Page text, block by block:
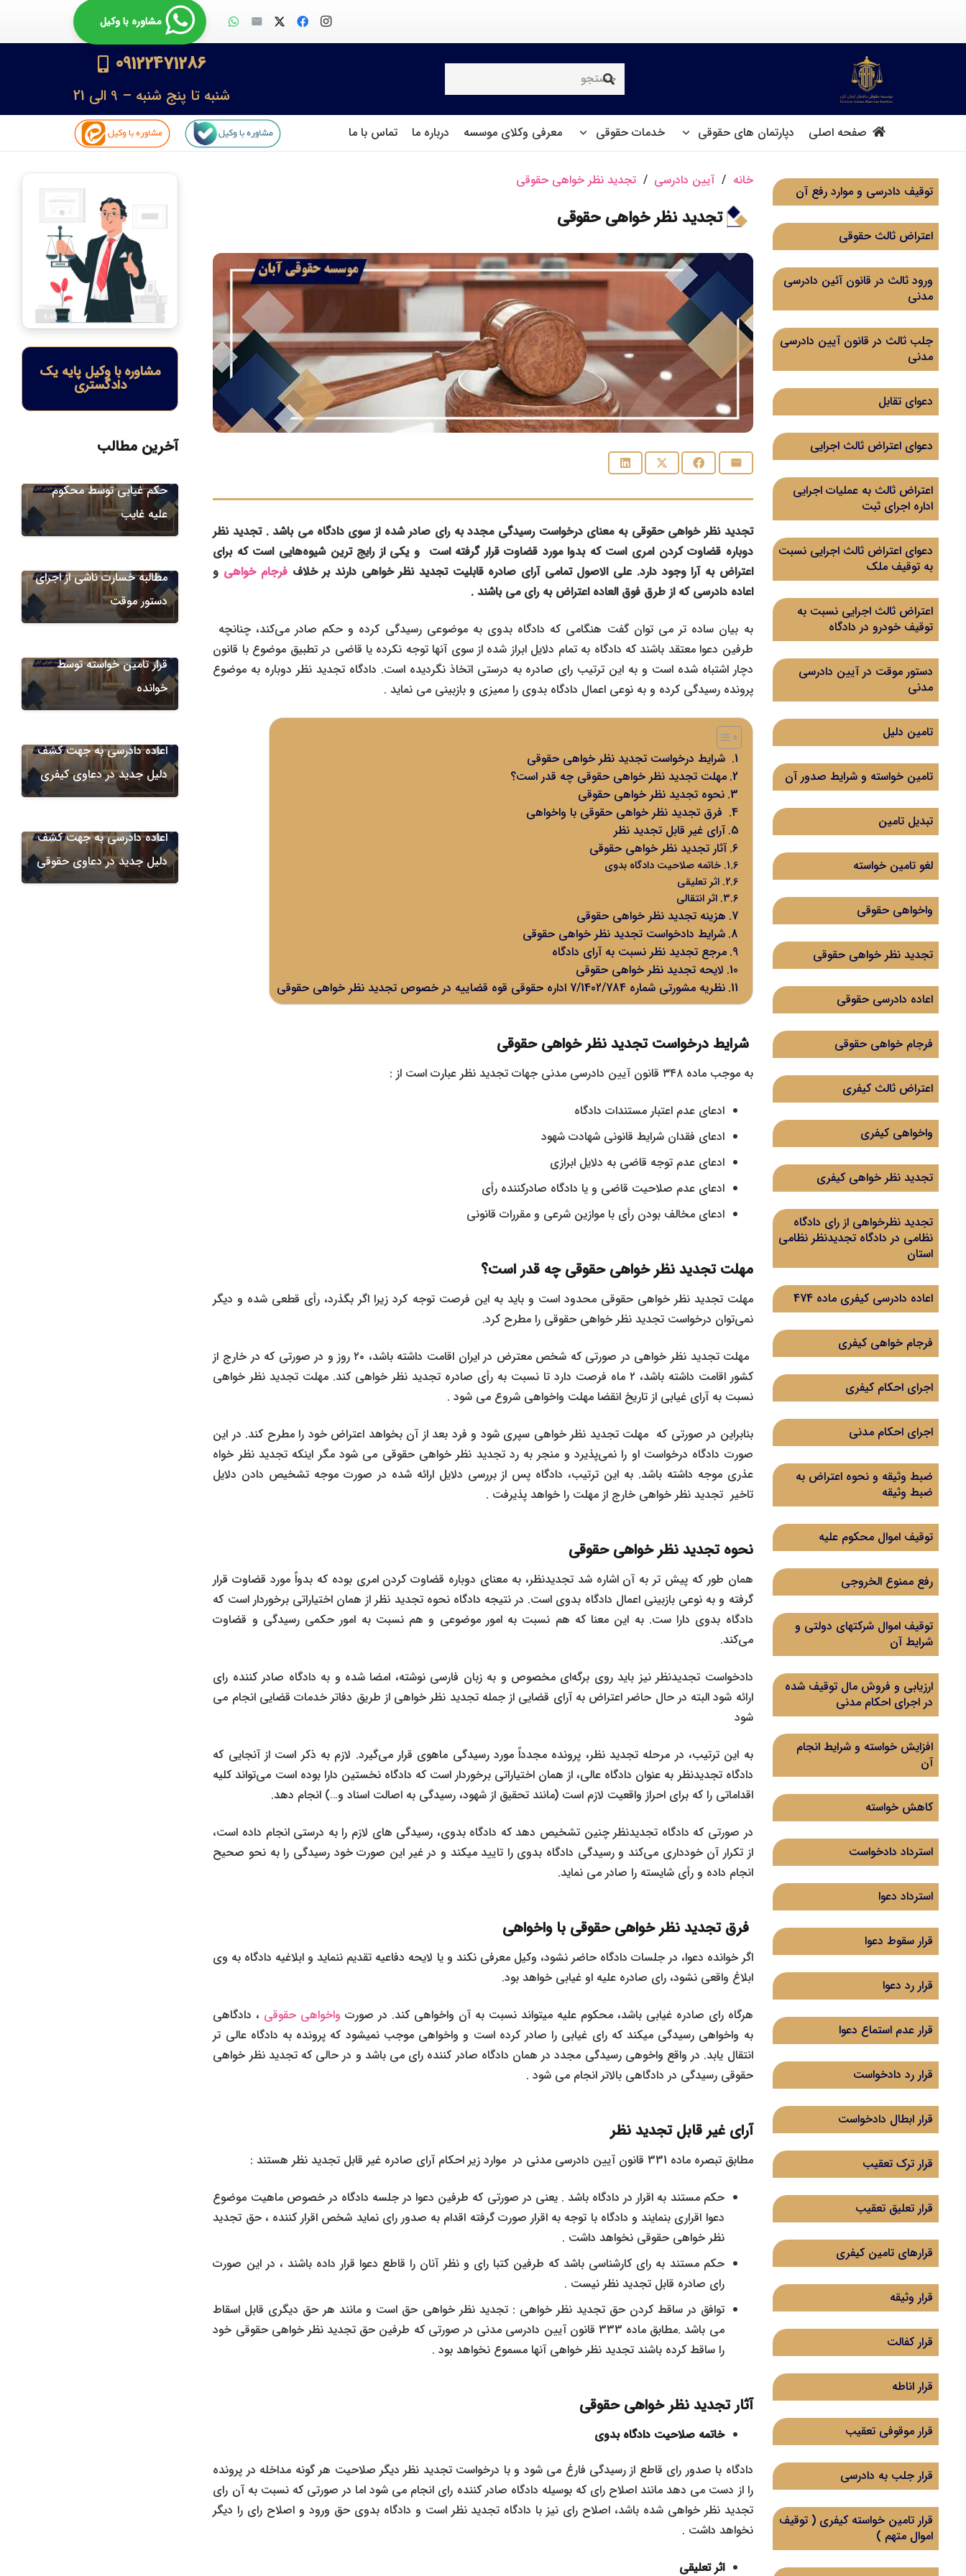
مشاوره با وکیل
09122471286
شنبه تا پنج شنبه – 9 الی 21
صفحه اصلی دپارتمان های حقوقی خدمات حقوقی معرفی وکلای موسسه درباره ما تماس با ما
توقیف دادرسی و موارد رفع آن
اعتراض ثالث حقوقی
ورود ثالث در قانون آئین دادرسی
مدنی
جلب ثالث در قانون آیین دادرسی
مدنی
دعوای تقابل
دعوای اعتراض ثالث اجرایی
اعتراض ثالث به عملیات اجرایی
اداره اجرای ثبت
دعوای اعتراض ثالث اجرایی نسبت
به توقیف ملک
اعتراض ثالث اجرایی نسبت به
توقیف خودرو در دادگاه
دستور موقت در آیین دادرسی
مدنی
تامین دلیل
تامین خواسته و شرایط صدور آن
تبدیل تامین
لغو تامین خواسته
واخواهی حقوقی
تجدید نظر خواهی حقوقی
اعاده دادرسی حقوقی
فرجام خواهی حقوقی
اعتراض ثالث کیفری
واخواهی کیفری
تجدید نظر خواهی کیفری
تجدید نظرخواهی از رای دادگاه‌
نظامی در دادگاه تجدیدنظر نظامی
استان
اعاده دادرسی کیفری ماده 474
فرجام خواهی کیفری
اجرای احکام کیفری
اجرای احکام مدنی
ضبط وثیقه و نحوه اعتراض به
ضبط وثیقه
توقیف اموال محکوم علیه
رفع ممنوع الخروجی
توقیف اموال شرکتهای دولتی و
شرایط آن
ارزیابی و فروش مال توقیف شده
در اجرای احکام مدنی
افزایش خواسته و شرایط انجام
آن
کاهش خواسته
استرداد دادخواست
استرداد دعوا
قرار سقوط دعوا
قرار رد دعوا
قرار عدم استماع دعوا
قرار رد دادخواست
‌قرار ابطال دادخواست
قرار ترک تعقیب
قرار تعلیق تعقیب
قرارهای تامین کیفری
قرار وثیقه
قرار کفالت
قرار اناطه
قرار موقوفی تعقیب
قرار جلب به دادرسی
قرار تامین خواسته کیفری ( توقیف
اموال متهم )
خانه / آیین دادرسی / تجدید نظر خواهی حقوقی
تجدید نظر خواهی حقوقی
تجدید نظر خواهی حقوقی به معنای درخواست رسیدگی مجدد به رای صادر شده از سوی دادگاه می باشد . تجدید نظر
دوباره قضاوت کردن امری است که بدوا مورد قضاوت قرار گرفته است و یکی از رایج‌ ترین شیوه‌هایی است که برای
اعتراض به آرا وجود دارد. علی الاصول تمامی آرای صادره قابلیت تجدید نظر خواهی دارند بر خلاففرجام خواهی و
اعاده دادرسی که از طرق فوق العاده اعتراض به رای می باشند .
به بیان ساده تر می توان گفت هنگامی که دادگاه بدوی به موضوعی رسیدگی کرده و حکم صادر می‌کند، چنانچه
طرفین دعوا معتقد باشند که دادگاه به تمام دلایل ابراز شده از سوی آنها توجه نکرده یا قاضی در تطبیق موضوع با قانون
دچار اشتباه شده است و به این ترتیب رای صادره به درستی اتخاذ نگردیده است. دادگاه تجدید نظر دوباره به موضوع
پرونده رسیدگی کرده و به نوعی اعمال دادگاه بدوی را ممیزی و بازبینی می نماید .
شرایط درخواست تجدید نظر خواهی حقوقی
مهلت تجدید نظر خواهی حقوقی چه قدر است؟
نحوه تجدید نظر خواهی حقوقی
فرق تجدید نظر خواهی حقوقی با واخواهی
آرای غیر قابل تجدید نظر
آثار تجدید نظر خواهی حقوقی
خاتمه صلاحیت دادگاه بدوی
اثر تعلیقی
اثر انتقالی
هزینه تجدید نظر خواهی حقوقی
شرایط دادخواست تجدید نظر خواهی حقوقی
مرجع تجدید نظر نسبت به آرای دادگاه
لایحه تجدید نظر خواهی حقوقی
نظریه مشورتی شماره 7/1402/784 اداره حقوقی قوه قضاییه در خصوص تجدید نظر خواهی حقوقی
شرایط درخواست تجدید نظر خواهی حقوقی
به‎ موجب ماده ۳۴۸ قانون آیین دادرسی مدنی جهات تجدید نظر عبارت است از :
ادعای عدم اعتبار مستندات دادگاه
ادعای فقدان شرایط قانونی شهادت شهود
ادعای عدم توجه قاضی به دلایل ابرازی
ادعای عدم صلاحیت قاضی و یا دادگاه صادرکننده رأی
ادعای مخالف بودن رأی با موازین شرعی و مقررات قانونی
مهلتتجدید نظر خواهی حقوقیچه قدر است؟
مهلت تجدید نظر خواهی حقوقی محدود است و باید به این فرصت توجه کرد زیرا اگر بگذرد، رأی قطعی شده و دیگر
نمی‌توان درخواست تجدید نظر خواهی حقوقی را مطرح کرد.
مهلت تجدید نظر خواهی در صورتی که شخص معترض در ایران اقامت داشته باشد، ۲۰ روز و در صورتی که در خارج از
کشور اقامت داشته باشد، ۲ ماه فرصت دارد تا نسبت به رأی صادره تجدید نظر خواهی کند. مهلت تجدید نظر خواهی
نسبت به آرای غیابی از تاریخ انقضا مهلت واخواهی شروع می شود .
بنابراین در صورتی که مهلت تجدید نظر خواهی سپری شود و فرد بعد از آن بخواهد اعتراض خود را مطرح کند. در این
صورت دادگاه درخواست او را نمی‌پذیرد و منجر به رد تجدید نظر خواهی حقوقی می شود مگر اینکه تجدید نظر خواه
عذری موجه داشته باشد. به این ترتیب، دادگاه پس از بررسی دلایل ارائه شده در صورت موجه تشخیص دادن دلایل
تاخیر تجدید نظر خواهی خارج از مهلت را خواهد پذیرفت .
نحوهتجدید نظر خواهی حقوقی
همان طور که پیش تر به آن اشاره شد تجدیدنظر، به معنای دوباره قضاوت کردن امری بوده که بدواً مورد قضاوت قرار
گرفته و به نوعی بازبینی اعمال دادگاه بدوی است. در نتیجه دادگاه نحوه تجدید نظر از همان اختیاراتی برخوردار است که
دادگاه بدوی دارا ست. به این معنا که هم نسبت به امور موضوعی و هم نسبت به امور حکمی رسیدگی و قضاوت
می‌کند.
دادخواست تجدیدنظر نیز باید روی برگه‌ای مخصوص و به زبان فارسی نوشته، امضا شده و به دادگاه صادر کننده رای
ارائه شود البته در حال حاضر اعتراض به آرای قضایی از جمله تجدید نظر خواهی از طریق دفاتر خدمات قضایی انجام می
شود
به این ترتیب، در مرحله‌ تجدید نظر، پرونده‌ مجدداً مورد رسیدگی ماهوی قرار می‌گیرد. لازم به ذکر است از آنجایی که
دادگاه تجدیدنظر به ‌عنوان دادگاه عالی، از همان اختیاراتی برخوردار است که دادگاه نخستین دارا بوده است می‌تواند کلیه‌
اقداماتی را که برای احراز واقعیت لازم است (مانند تحقیق از شهود، رسیدگی به اصالت اسناد و…) انجام دهد.
در صورتی که دادگاه تجدیدنظر چنین تشخیص دهد که دادگاه بدوی، رسیدگی‌ های لازم را به‌ درستی انجام داده است،
از تکرار آن خودداری می‌کند و رسیدگی دادگاه بدوی را تایید می‎کند و در غیر این صورت خود رسیدگی را به نحو صحیح
انجام داده و رأی شایسته را صادر می‌ نماید.
فرق تجدید نظر خواهی حقوقی با واخواهی
اگر خوانده دعوا، در جلسات دادگاه حاضر نشود، وکیل معرفی نکند و یا لایحه دفاعیه تقدیم ننماید و ابلاغیه دادگاه به وی
ابلاغ واقعی نشود، رای صادره علیه او غیابی خواهد بود.
هرگاه رای صادره غیابی باشد، محکوم علیه میتواند نسبت به آن واخواهی کند. در صورت واخواهی حقوقی ، دادگاهی
به واخواهی رسیدگی میکند که رای غیابی را صادر کرده است و واخواهی موجب نمیشود که پرونده به دادگاه عالی تر
انتقال یابد. در واقع واخوهی رسیدگی مجدد در همان دادگاه صادر کننده رای می باشد و در حالی که تجدید نظر خواهی
حقوقی رسیدگی در دادگاهی بالاتر انجام می شود .
آرای غیر قابل تجدید نظر
مطابق تبصره ماده 331 قانون آیین دادرسی مدنی در موارد زیر احکام آرای صادره غیر قابل تجدید نظر هستند :
حکم مستند به اقرار در دادگاه باشد . یعنی در صورتی که طرفین دعوا در جلسه دادگاه در خصوص ماهیت موضوع
دعوا اقراری بنمایند و دادگاه با توجه به اقرار صورت گرفته اقدام به صدور رای نماید شخص اقرار کننده ، حق تجدید
نظر خواهی حقوقی نخواهد داشت .
حکم مستند به رای کارشناسی باشد که طرفین کتبا رای و نظر آنان را قاطع دعوا قرار داده باشند ، در این صورت
رای صادره قابل تجدید نظر نیست .
توافق در ساقط کردن حق تجدید نظر خواهی : تجدید نظر خواهی حق است و مانند هر حق دیگری قابل اسقاط
می باشد .مطابق ماده 333 قانون آیین دادرسی مدنی در صورتی که طرفین حق تجدید نظر خواهی حقوقی خود
را ساقط کرده باشند تجدید نظر خواهی آنها مسموع نخواهد بود .
آثار تجدید نظر خواهی حقوقی
خاتمه صلاحیت دادگاه بدوی
دادگاه با صدور رای قاطع از رسیدگی فارغ می شود و با درخواست تجدید نظر دیگر صلاحیت هر گونه مداخله در پرونده
را از دست می دهد مانند اصلاح رای که بوسیله دادگاه صادر کننده رای انجام می شود اما در صورتی که نسبت به آن رای
تجدید نظر خواهی شده باشد، اصلاح رای نیز با دادگاه تجدید نظر است و دادگاه بدوی حق ورود و اصلاح رای را دیگر
نخواهد داشت .
اثر تعلیقی
مشاوره با وکیل پایه یک
دادگستری
آخرین مطالب
آیین دادرسی
حکم غیابی توسط محکوم
علیه غایب
مطالبه خسارت ناشی از اجرای
دستور موقت
آیین دادرسی
قرار تامین خواسته توسط
خوانده
اعاده دادرسی به جهت کشف
دلیل جدید در دعاوی کیفری
اعاده دادرسی به جهت کشف
دلیل جدید در دعاوی حقوقی